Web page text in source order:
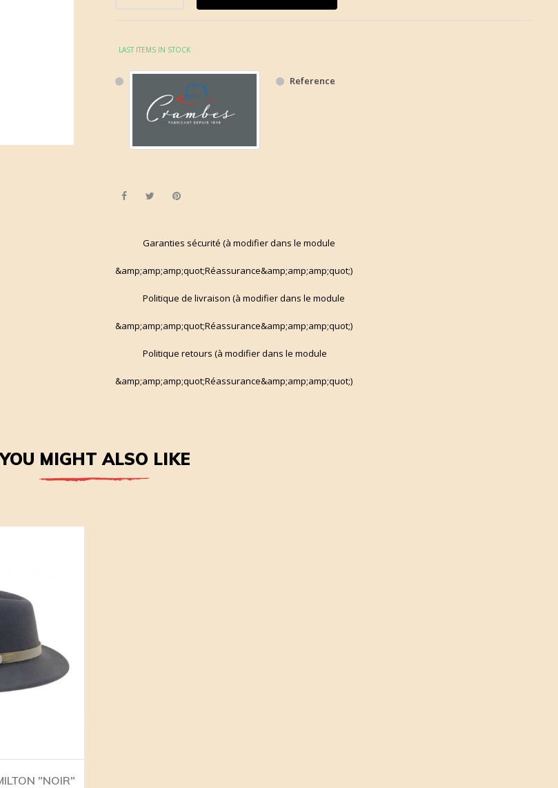
LAST ITEMS IN STOCK
Reference
Share Tweet
Garanties sécurité (à modifier dans le module
&amp;amp;amp;quot;Réassurance&amp;amp;amp;quot;)
Politique de livraison (à modifier dans le module
&amp;amp;amp;quot;Réassurance&amp;amp;amp;quot;)
Politique retours (à modifier dans le module
&amp;amp;amp;quot;Réassurance&amp;amp;amp;quot;)
MIGHT ALSO LIKE
"NOIR"